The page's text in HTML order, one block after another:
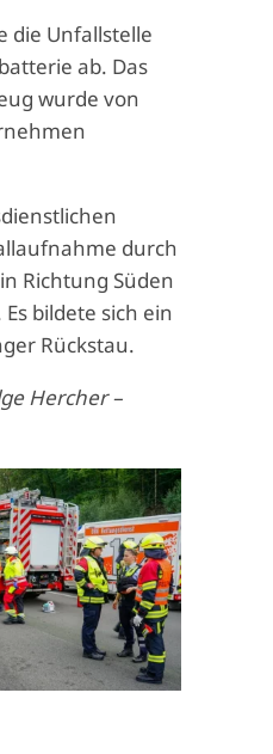
die Unfallstelle
ab. Das
wurde von
durch
Richtung Süden
bildete sich ein
Rückstau.
Hercher –